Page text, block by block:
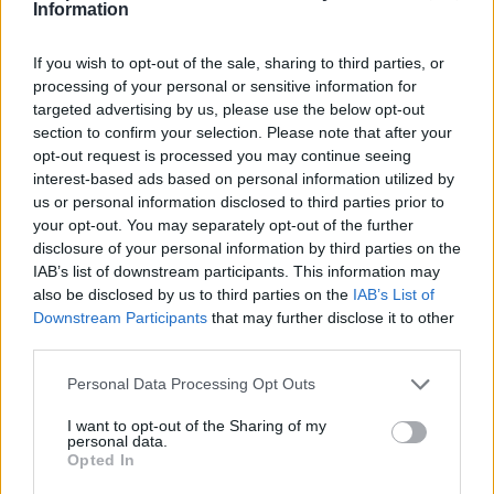
Information
If you wish to opt-out of the sale, sharing to third parties, or
processing of your personal or sensitive information for
targeted advertising by us, please use the below opt-out
section to confirm your selection. Please note that after your
opt-out request is processed you may continue seeing
interest-based ads based on personal information utilized by
us or personal information disclosed to third parties prior to
your opt-out. You may separately opt-out of the further
disclosure of your personal information by third parties on the
IAB’s list of downstream participants. This information may
also be disclosed by us to third parties on the IAB’s List of
Downstream Participants that may further disclose it to other
Please note that this website/app uses one or more Google
not limited to your visit or usage behaviour. You may click to
grant or deny consent to Google and its third-party tags to
use your data for below specified purposes in below Google
Personal Data Processing Opt Outs
I want to opt-out of the Sharing of my
personal data.
Opted In
περισσότερο.
Υπάρχει, βέβαια, και το ανοιχτό μέτωπο της
Πολωνίας. ΗΛεχ Πόζνανπαραμένει φαβορί για
τον τίτλο, έχοντας προβάδισμα τεσσάρων
βαθμών από τη Γιαγκελόνια δύο αγωνιστικές πριν
από το φινάλε. Αν όμως «αυτοκτονήσει» και χάσει
το πρωτάθλημα, τότε μπορεί να αλλάξει ξανά η
ισορροπία στους συντελεστές και να προκύψει
νέο παράθυρο για την ΑΕΚ.
Την ίδια στιγμή, η Χαρτς, μετά την απώλεια του
τίτλου στη Σκωτία, μεταφέρεται στομονοπάτι
προκριματικό γύρο του Champions League στο
Φενέρμπαχτσε.